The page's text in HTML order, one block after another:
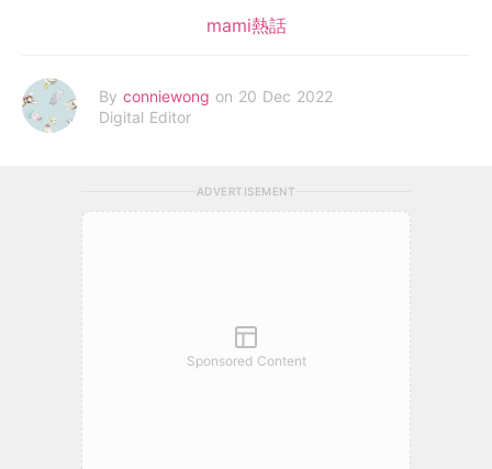
mami熱話
By conniewong on 20 Dec 2022
Digital Editor
ADVERTISEMENT
Sponsored Content